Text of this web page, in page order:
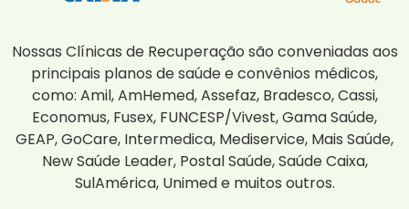
Nossas Clínicas de Recuperação são conveniadas aos
principais planos de saúde e convênios médicos,
como: Amil, AmHemed, Assefaz, Bradesco, Cassi,
Economus, Fusex, FUNCESP/Vivest, Gama Saúde,
GEAP, GoCare, Intermedica, Mediservice, Mais Saúde,
New Saúde Leader, Postal Saúde, Saúde Caixa,
SulAmérica, Unimed e muitos outros.